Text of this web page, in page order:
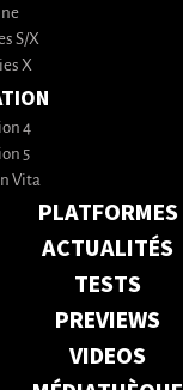
S/X
X
4
5
Vita
PLATFORMES
ACTUALITÉS
TESTS
PREVIEWS
VIDEOS